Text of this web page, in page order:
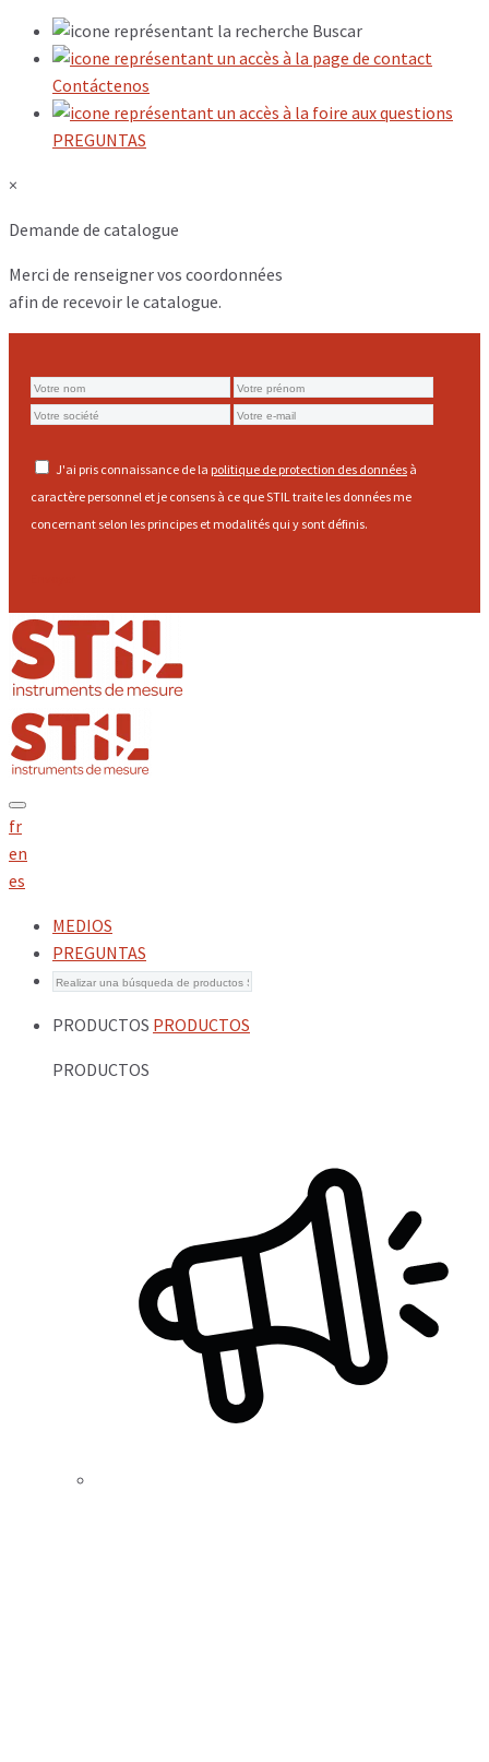
Buscar
Contáctenos
PREGUNTAS
×
Demande de catalogue
Merci de renseigner vos coordonnées
afin de recevoir le catalogue.
J'ai pris connaissance de la politique de protection des données à
caractère personnel et je consens à ce que STIL traite les données me
concernant selon les principes et modalités qui y sont définis.
fr
en
es
MEDIOS
PREGUNTAS
PRODUCTOS PRODUCTOS
PRODUCTOS